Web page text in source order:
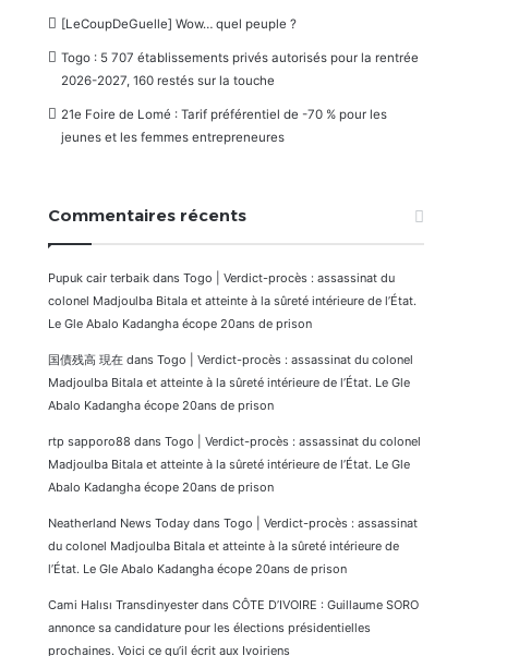
[LeCoupDeGuelle] Wow… quel peuple ?
Togo : 5 707 établissements privés autorisés pour la rentrée
2026-2027, 160 restés sur la touche
21e Foire de Lomé : Tarif préférentiel de -70 % pour les
jeunes et les femmes entrepreneures
Commentaires récents
Pupuk cair terbaik dans Togo | Verdict-procès : assassinat du
colonel Madjoulba Bitala et atteinte à la sûreté intérieure de l’État.
Le Gle Abalo Kadangha écope 20ans de prison
国債残高 現在 dans Togo | Verdict-procès : assassinat du colonel
Madjoulba Bitala et atteinte à la sûreté intérieure de l’État. Le Gle
Abalo Kadangha écope 20ans de prison
rtp sapporo88 dans Togo | Verdict-procès : assassinat du colonel
Madjoulba Bitala et atteinte à la sûreté intérieure de l’État. Le Gle
Abalo Kadangha écope 20ans de prison
Neatherland News Today dans Togo | Verdict-procès : assassinat
du colonel Madjoulba Bitala et atteinte à la sûreté intérieure de
l’État. Le Gle Abalo Kadangha écope 20ans de prison
Cami Halısı Transdinyester dans CÔTE D’IVOIRE : Guillaume SORO
annonce sa candidature pour les élections présidentielles
prochaines. Voici ce qu’il écrit aux Ivoiriens